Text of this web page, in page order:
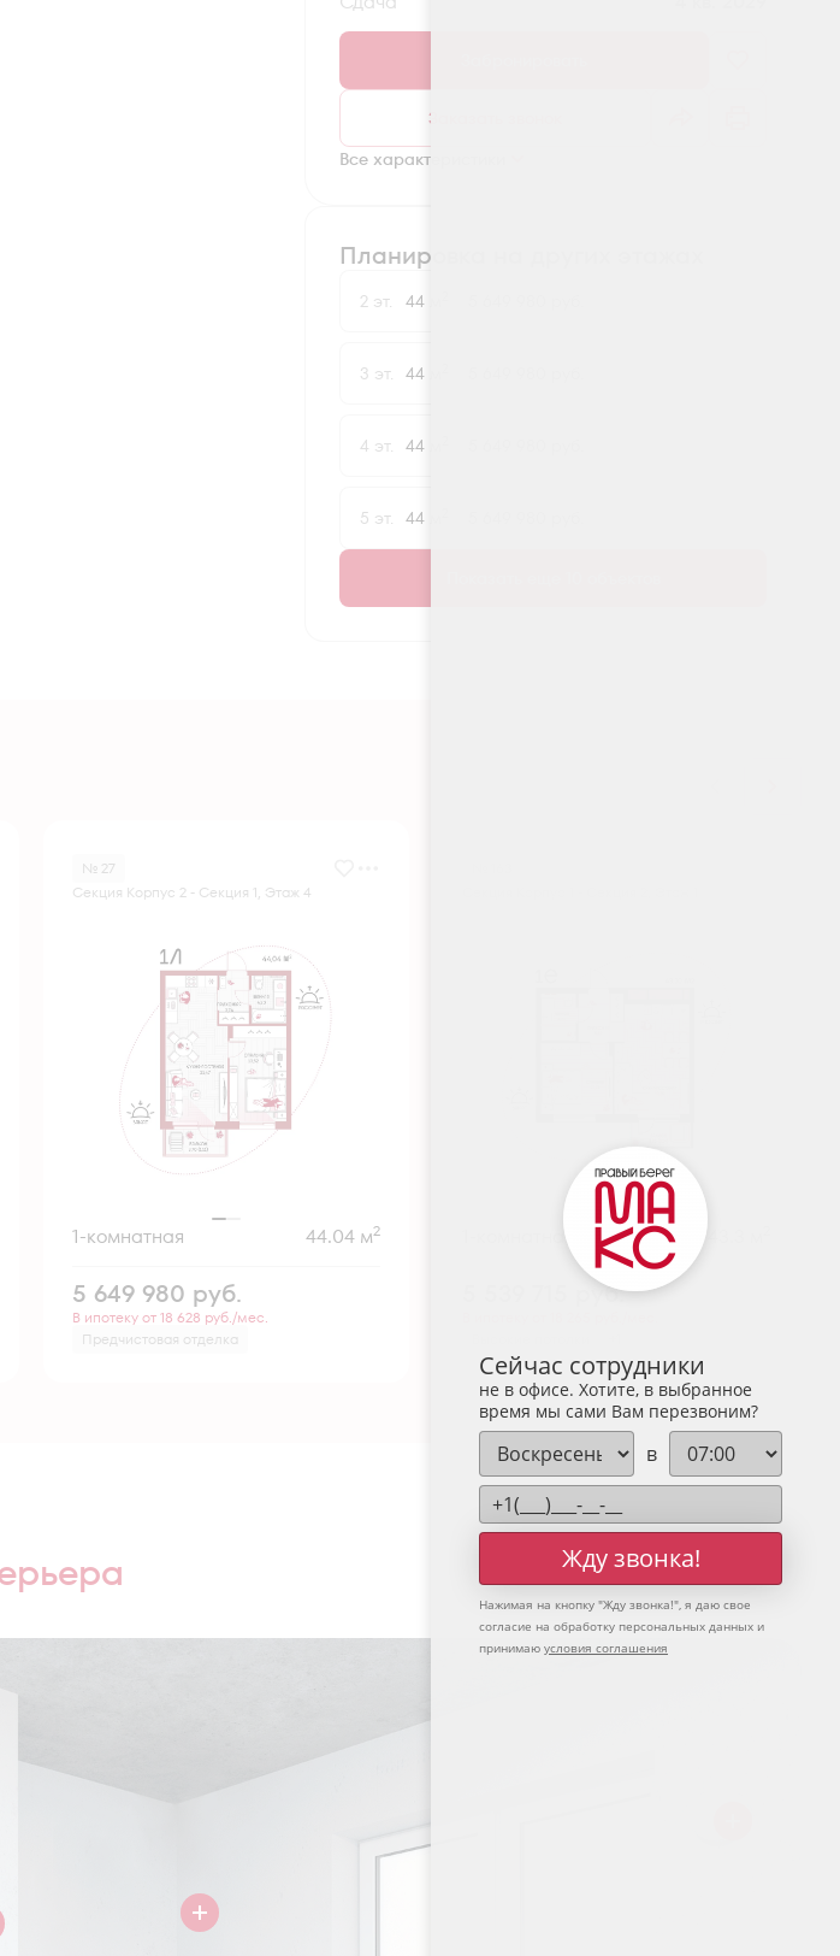
Заказать звонок
Все характеристики
Планировка на других этажах
2 эт. 44 м
3 эт. 44 м
4 эт. 44 м
5 эт. 44 м
№ 27
Секция Корпус 2 - Секция 1, Этаж 4
1-комнатная 44.04 м2
5 649 980 руб.
В ипотеку от 18 628 руб./мес.
Предчистовая отделка
1-комнатная
руб.
Сейчас сотрудники
не в офисе. Хотите, в выбранное
время мы сами Вам перезвоним?
в
Жду звонка!
Нажимая на кнопку "Жду звонка!", я даю свое
согласие на обработку персональных данных и
принимаю условия соглашения